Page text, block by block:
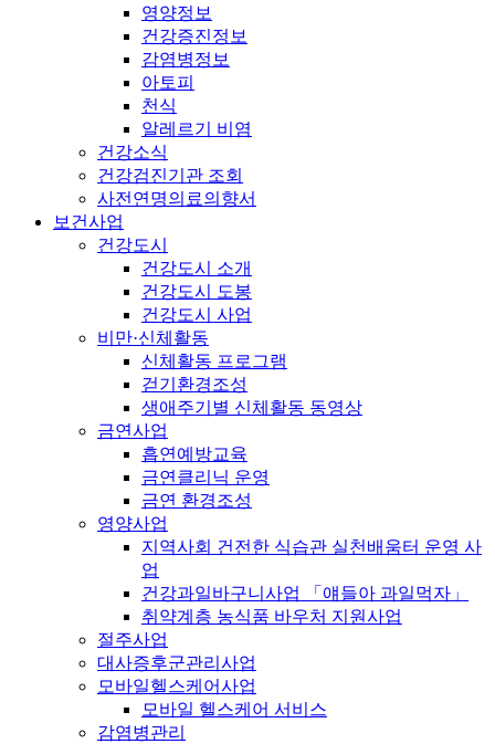
영양정보
건강증진정보
감염병정보
아토피
천식
알레르기 비염
건강소식
건강검진기관 조회
사전연명의료의향서
보건사업
건강도시
건강도시 소개
건강도시 도봉
건강도시 사업
비만·신체활동
신체활동 프로그램
걷기환경조성
생애주기별 신체활동 동영상
금연사업
흡연예방교육
금연클리닉 운영
금연 환경조성
영양사업
지역사회 건전한 식습관 실천배움터 운영 사
업
건강과일바구니사업 「얘들아 과일먹자」
취약계층 농식품 바우처 지원사업
절주사업
대사증후군관리사업
모바일헬스케어사업
모바일 헬스케어 서비스
감염병관리